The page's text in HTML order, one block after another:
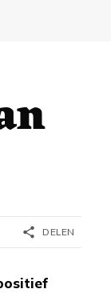
share DELEN